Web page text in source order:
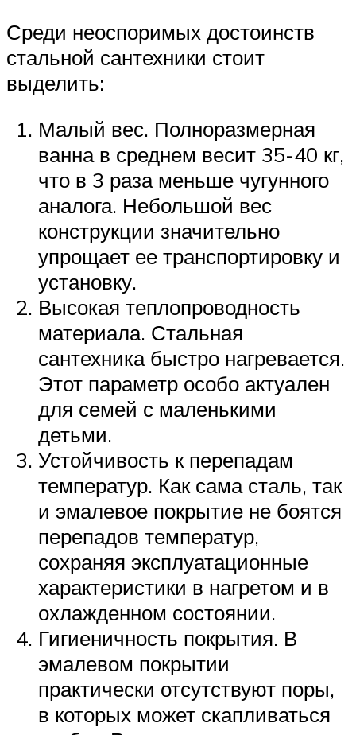
Среди неоспоримых достоинств
стальной сантехники стоит
выделить:
Малый вес. Полноразмерная
ванна в среднем весит 35-40 кг,
что в 3 раза меньше чугунного
аналога. Небольшой вес
конструкции значительно
упрощает ее транспортировку и
установку.
Высокая теплопроводность
материала. Стальная
сантехника быстро нагревается.
Этот параметр особо актуален
для семей с маленькими
детьми.
Устойчивость к перепадам
температур. Как сама сталь, так
и эмалевое покрытие не боятся
перепадов температур,
сохраняя эксплуатационные
характеристики в нагретом и в
охлажденном состоянии.
Гигиеничность покрытия. В
эмалевом покрытии
практически отсутствуют поры,
в которых может скапливаться